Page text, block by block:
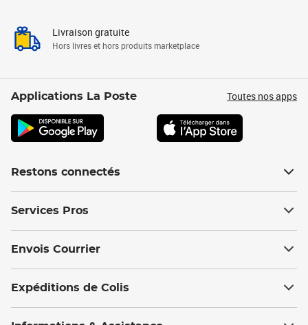
Livraison gratuite
Hors livres et hors produits marketplace
Applications La Poste Toutes nos apps
Restons connectés
Services Pros
Envois Courrier
Expéditions de Colis